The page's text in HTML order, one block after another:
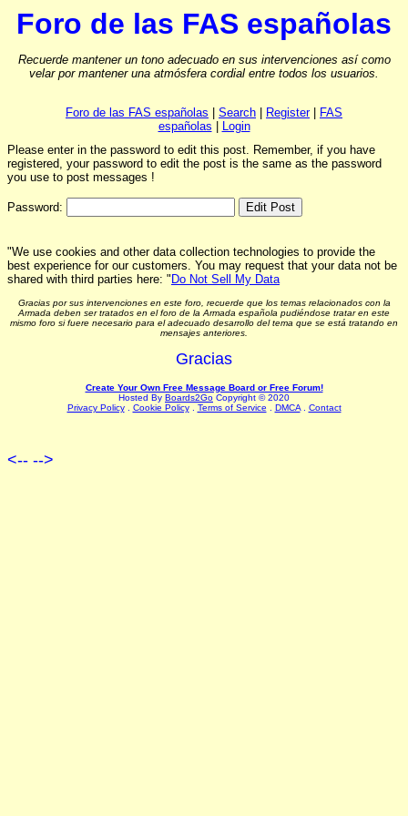
Foro de las FAS españolas
Recuerde mantener un tono adecuado en sus intervenciones así como
velar por mantener una atmósfera cordial entre todos los usuarios.
Foro de las FAS españolas Search Register|
FAS
españolas
Login
Please enter in the password to edit this post. Remember, if you have
registered, your password to edit the post is the same as the password
you use to post messages !
Password:
"We use cookies and other data collection technologies to provide the
best experience for our customers. You may request that your data not be
shared with third parties here: " Do Not Sell My Data
Gracias por sus intervenciones en este foro, recuerde que los temas relacionados con la
Armada deben ser tratados en el foro de la Armada española pudiéndose tratar en este
mismo foro si fuere necesario para el adecuado desarrollo del tema que se está tratando en
mensajes anteriores.
Gracias
Create Your Own Free Message Board or Free Forum!
Hosted By Boards2Go Copyright © 2020
Privacy Policy. Cookie Policy. Terms of Service DMCA. Contact
<-- -->